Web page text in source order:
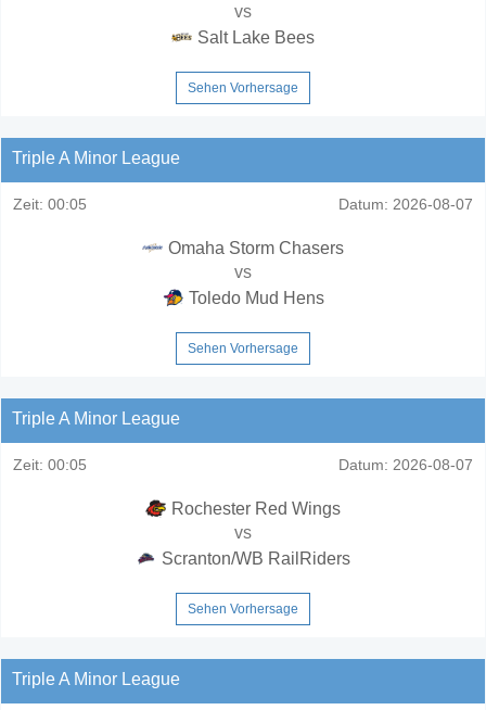
vs
Salt Lake Bees
Sehen Vorhersage
Triple A Minor League
Zeit: 00:05 Datum: 2026-08-07
Omaha Storm Chasers
vs
Toledo Mud Hens
Sehen Vorhersage
Triple A Minor League
Zeit: 00:05 Datum: 2026-08-07
Rochester Red Wings
vs
Scranton/WB RailRiders
Sehen Vorhersage
Triple A Minor League